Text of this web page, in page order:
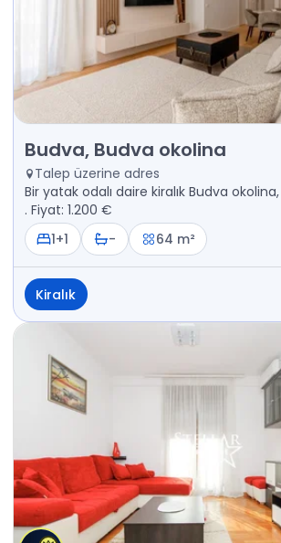
Kiralık - Daire Budva, Budva okolina
Budva, Budva okolina
Talep üzerine adres
Bir yatak odalı daire kiralık Budva
. Fiyat: 1.200 €
1+1
- 64 m²
Kiralık